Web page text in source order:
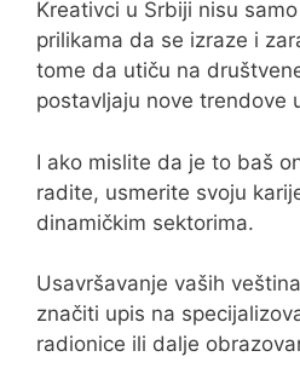
Kreativci u Srbiji nisu
prilikama da se izraze i
tome da utiču na
postavljaju nove trendove
I ako mislite da je to baš
radite, usmerite svoju
dinamičkim sektorima.
Usavršavanje vaših
značiti upis na
radionice ili dalje